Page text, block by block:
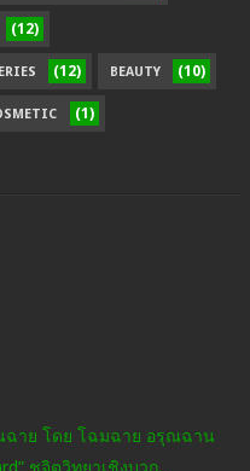
(12)
(12) BEAUTY (10)
(1)
ฉาย โดย โฉมฉาย อรุณฉาน